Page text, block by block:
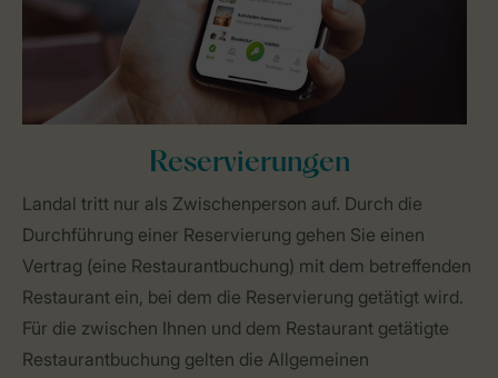
Reservierungen
Landal tritt nur als Zwischenperson auf. Durch die
Durchführung einer Reservierung gehen Sie einen
Vertrag (eine Restaurantbuchung) mit dem betreffenden
Restaurant ein, bei dem die Reservierung getätigt wird.
Für die zwischen Ihnen und dem Restaurant getätigte
Restaurantbuchung gelten die Allgemeinen